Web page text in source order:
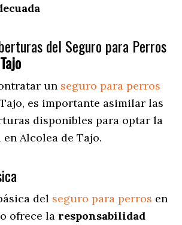
del Seguro para Perros
un seguro para perros
, es importante asimilar las
disponibles para optar la
en Alcolea de Tajo.
del seguro para perros en
ofrece la responsabilidad